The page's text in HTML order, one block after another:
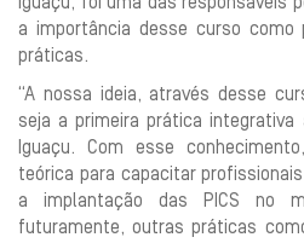
a importância desse curso como
práticas.
“A nossa ideia, através desse
seja a primeira prática integrativa
Iguaçu. Com esse
teórica para capacitar
a implantação das PICS no
futuramente, outras práticas